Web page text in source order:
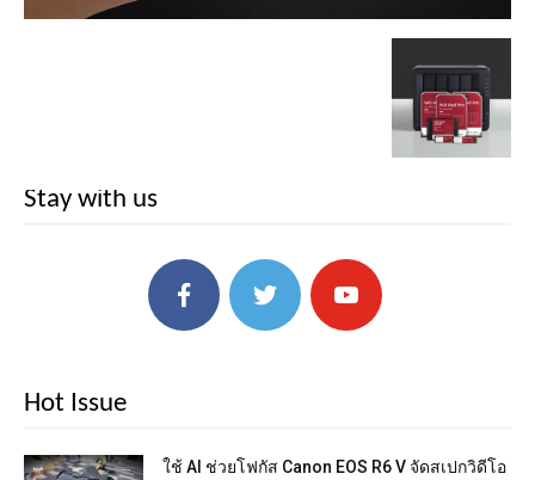
Stay with us
Hot Issue
ใช้ AI ช่วยโฟกัส Canon EOS R6 V จัดสเปกวิดีโอ